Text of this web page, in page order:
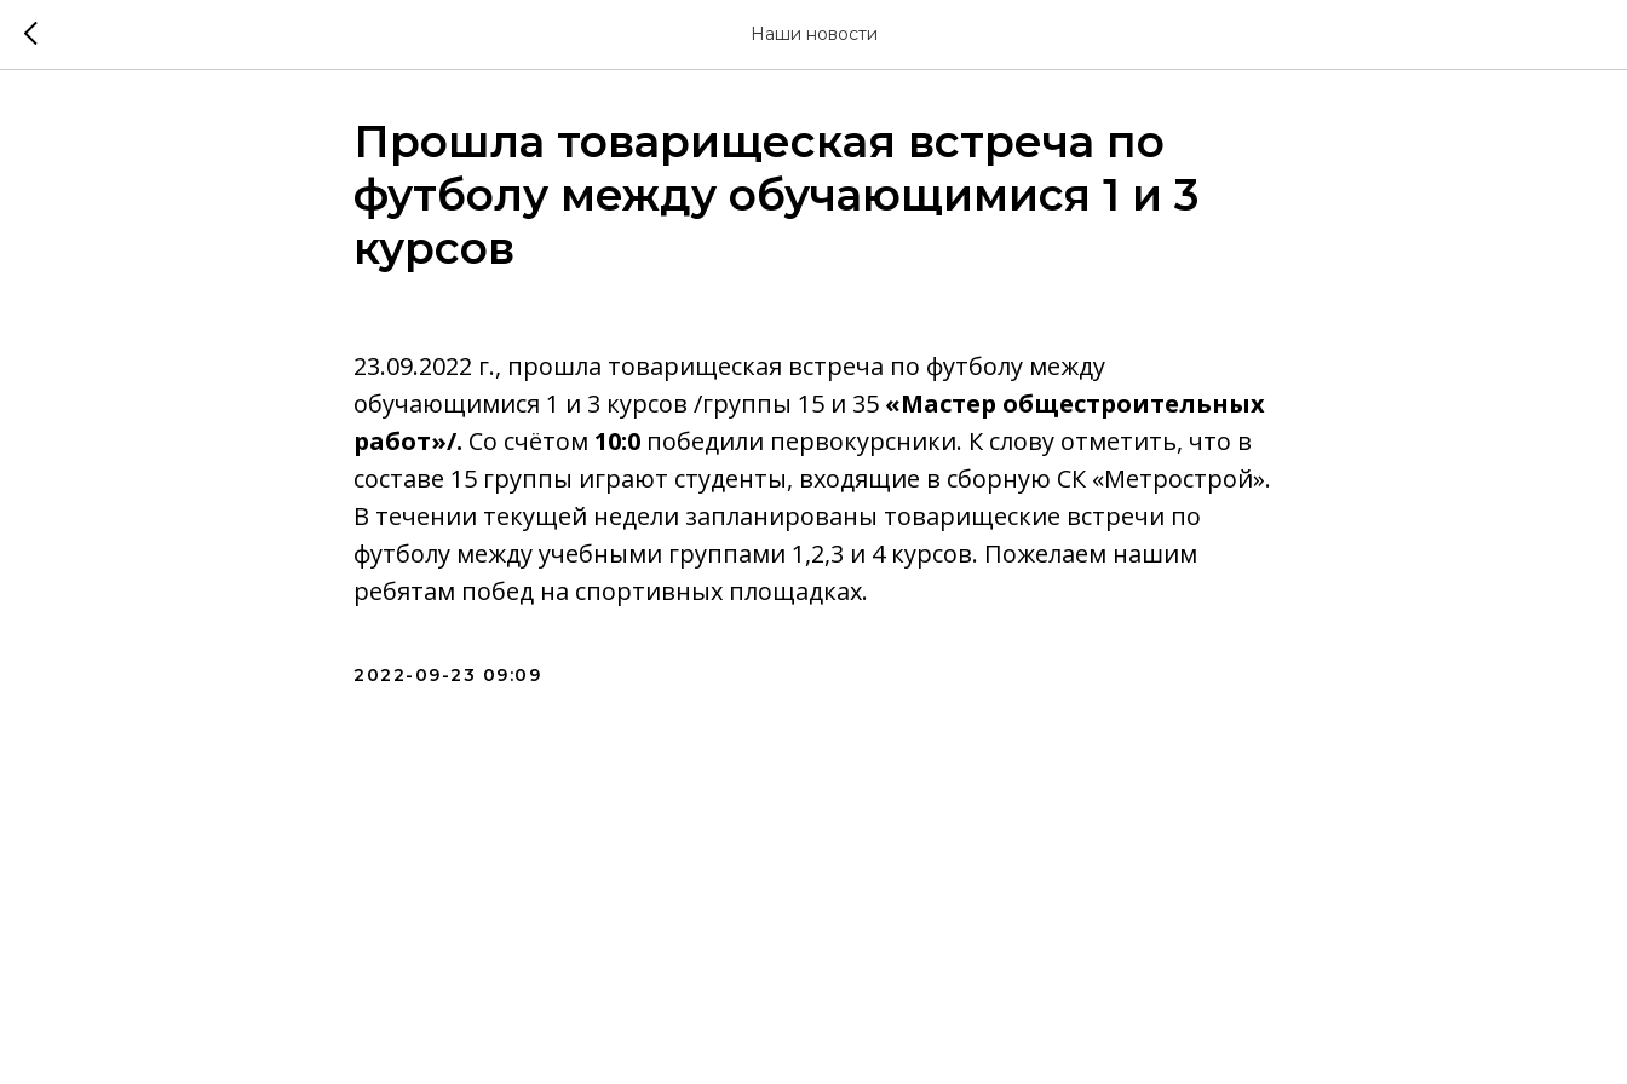
Наши новости
Прошла товарищеская встреча по
футболу между обучающимися 1 и 3
курсов
23.09.2022 г., прошла товарищеская встреча по футболу между
обучающимися 1 и 3 курсов /группы 15 и 35 «Мастер общестроительных
работ»/. Со счётом 10:0 победили первокурсники. К слову отметить, что в
составе 15 группы играют студенты, входящие в сборную СК «Метрострой».
В течении текущей недели запланированы товарищеские встречи по
футболу между учебными группами 1,2,3 и 4 курсов. Пожелаем нашим
ребятам побед на спортивных площадках.
2022-09-23 09:09